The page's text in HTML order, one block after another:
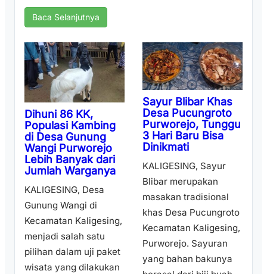
Baca Selanjutnya
Dihuni 86 KK,
Populasi Kambing
di Desa Gunung
Wangi Purworejo
Lebih Banyak dari
Jumlah Warganya
KALIGESING, Desa
Gunung Wangi di
Kecamatan Kaligesing,
menjadi salah satu
pilihan dalam uji paket
wisata yang dilakukan
Sayur Blibar Khas
Desa Pucungroto
Purworejo, Tunggu
3 Hari Baru Bisa
Dinikmati
KALIGESING, Sayur
Blibar merupakan
masakan tradisional
khas Desa Pucungroto
Kecamatan Kaligesing,
Purworejo. Sayuran
yang bahan bakunya